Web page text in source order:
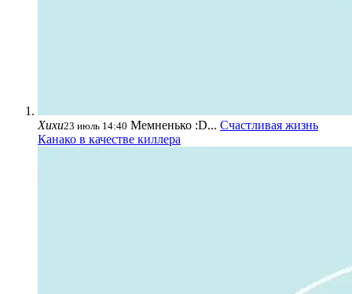
Хихи23 июль 14:40 Мемненько :D... Счастливая жизнь
Канако в качестве киллера